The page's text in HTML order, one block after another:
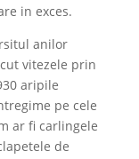
in exces.
anilor
vitezele prin
aripile
pe cele
ar fi carlingele
de